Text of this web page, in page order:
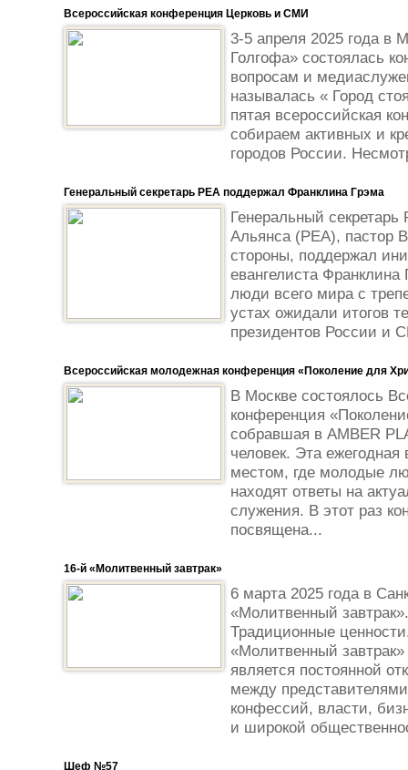
Всероссийская конференция Церковь и СМИ
3-5 апреля 2025 года в
Голгофа» состоялась
вопросам и
называлась « Город
пятая всероссийская
собираем активных и
городов России.
Генеральный секретарь РЕА поддержал Франклина Грэма
Генеральный секретарь
Альянса (РЕА), пастор
стороны, поддержал
евангелиста Франклина
люди всего мира с
устах ожидали итогов
президентов России и
Всероссийская молодежная конференция «Поколение для
В Москве состоялось
конференция
собравшая в AMBER
человек. Эта ежегодная
местом, где молодые
находят ответы на
служения. В этот раз
посвящена...
16-й «Молитвенный завтрак»
6 марта 2025 года в
«Молитвенный
Традиционные
«Молитвенный
является постоянной
между
конфессий, власти,
и широкой
Шеф №57